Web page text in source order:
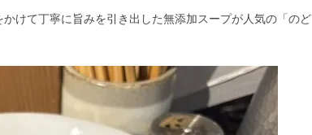
けて丁寧に旨みを引き出した無添加スープが人気の「のど